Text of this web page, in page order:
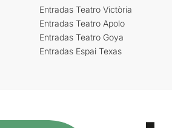
Entradas Teatro Victòria
Entradas Teatro Apolo
Entradas Teatro Goya
Entradas Espai Texas